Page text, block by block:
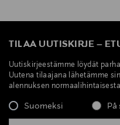
TILAA UUTISKIRJE –
Uutiskirjeestämme löydät
Uutena tilaajana lähetämme
alennuksen
Suomeksi På